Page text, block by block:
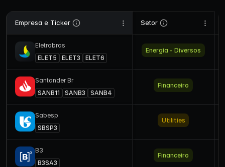
Empresa e Ticker Setor
Eletrobras
ELET5
ELET3 ELET6
Energia - Diversos
Santander Br
SANB11
SANB3 SANB4
Financeiro
Sabesp
SBSP3
Utilities
B3
B3SA3
Financeiro